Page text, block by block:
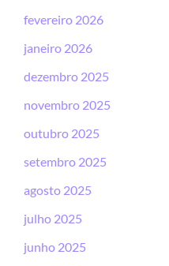
fevereiro 2026
janeiro 2026
dezembro 2025
novembro 2025
outubro 2025
setembro 2025
agosto 2025
julho 2025
junho 2025